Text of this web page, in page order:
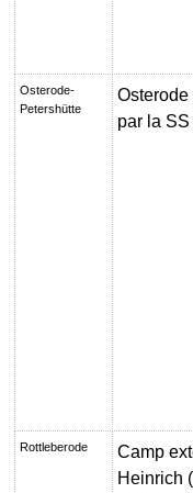
Osterode-
Petershütte
par la
Rottleberode
Camp
Heinrich